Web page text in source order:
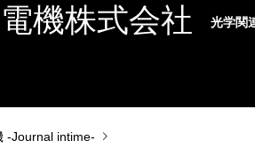
機株式会社 光学関
-Journal intime-